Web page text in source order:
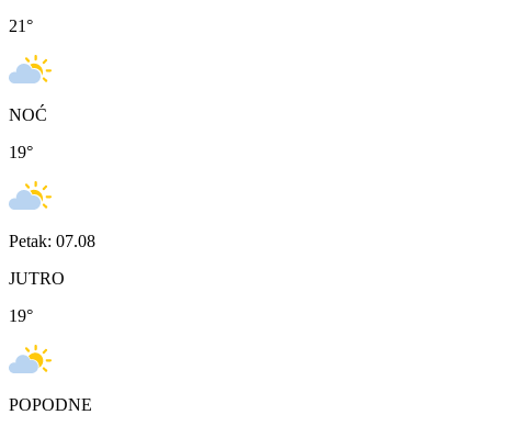
21°
NOĆ
19°
Petak: 07.08
JUTRO
19°
POPODNE